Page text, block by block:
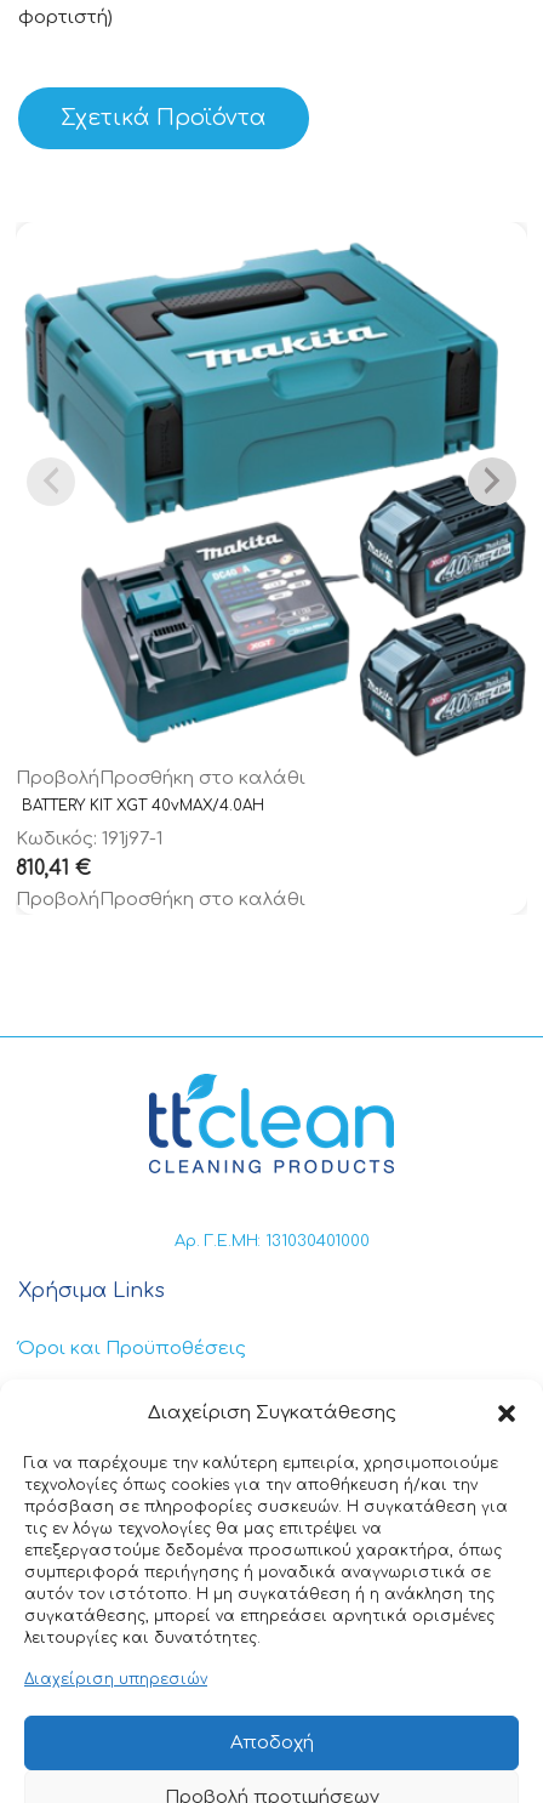
Διαχείριση Συγκατάθεσης
Για να παρέχουμε την καλύτερη εμπειρία, χρησιμοποιούμε
τεχνολογίες όπως cookies για την αποθήκευση ή/και την
πρόσβαση σε πληροφορίες συσκευών. Η συγκατάθεση για
τις εν λόγω τεχνολογίες θα μας επιτρέψει να
επεξεργαστούμε δεδομένα προσωπικού χαρακτήρα, όπως
συμπεριφορά περιήγησης ή μοναδικά αναγνωριστικά σε
αυτόν τον ιστότοπο. Η μη συγκατάθεση ή η ανάκληση της
συγκατάθεσης, μπορεί να επηρεάσει αρνητικά ορισμένες
λειτουργίες και δυνατότητες.
Διαχείριση υπηρεσιών
Αποδοχή
Προβολή προτιμήσεων
φορτιστή)
Σχετικά Προϊόντα
Προβολή Προσθήκη στο καλάθι
BATTERY KIT XGT 40vMAX/4.0AH
Κωδικός: 191j97-1
810,41 €
Προβολή Προσθήκη στο καλάθι
Αρ. Γ.Ε.ΜΗ: 131030401000
Χρήσιμα Links
Όροι και Προϋποθέσεις
Πολιτική Απορρήτου
Πολιτική Cookies
Επικοινωνία
+30 211 404 0235
info@ttclean.gr
© 2025 TT Clean All rights reserved. Designed by
Nuntiusweb